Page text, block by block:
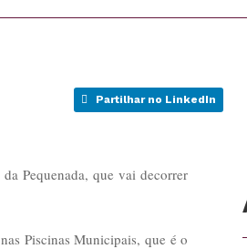
Partilhar no LinkedIn
Pequenada, que vai decorrer
Piscinas Municipais, que é o